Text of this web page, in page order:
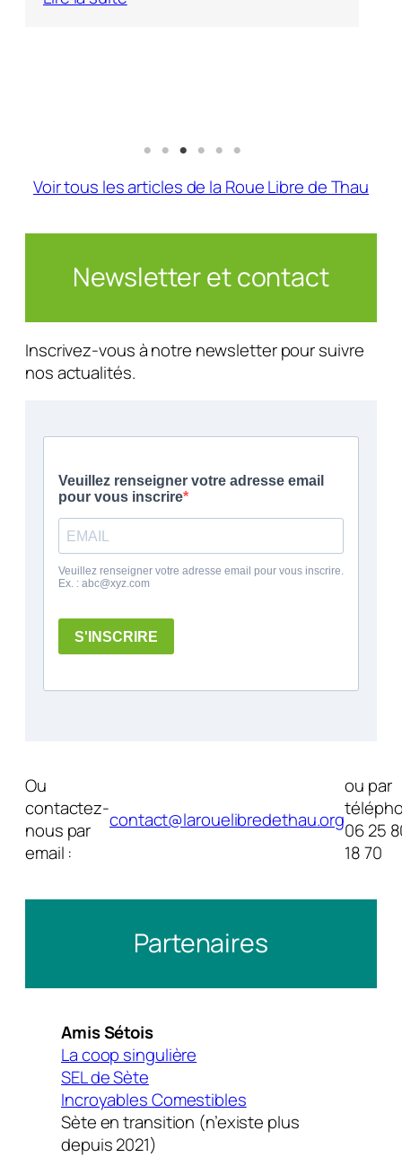
Voir tous les articles de la Roue Libre de Thau
Newsletter et contact
Inscrivez-vous à notre newsletter pour suivre
nos actualités.
Ou
contactez-
nous par
email :
contact@larouelibredethau.org
ou par
06 25
18 70‬
Partenaires
Amis Sétois
La coop singulière
SEL de Sète
Incroyables Comestibles
Sète en transition (n’existe plus
depuis 2021)